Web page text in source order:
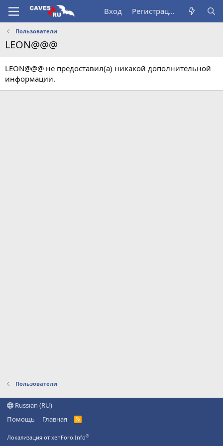
Вход Регистрация
Пользователи
LEON@@@
LEON@@@ не предоставил(а) никакой дополнительной
информации.
Пользователи
Russian (RU)
Помощь
Главная
R
Локализация от xenForo.Info®